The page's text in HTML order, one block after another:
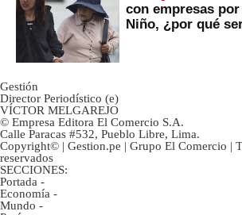
con empresas
Niño, ¿por qué
Gestión
Director Periodístico (e)
VÍCTOR MELGAREJO
© Empresa Editora El Comercio S.A.
Calle Paracas #532, Pueblo Libre, Lima.
Copyright© | Gestion.pe | Grupo El Comercio |
reservados
SECCIONES:
Portada -
Economía -
Mundo -